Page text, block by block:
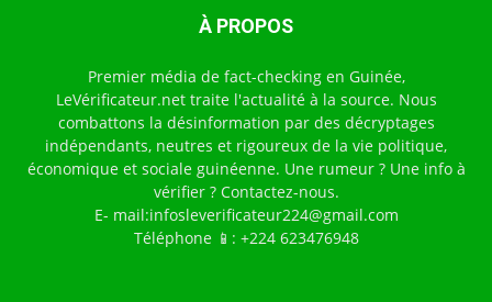
À PROPOS
Premier média de fact-checking en Guinée,
LeVérificateur.net traite l'actualité à la source. Nous
combattons la désinformation par des décryptages
indépendants, neutres et rigoureux de la vie politique,
économique et sociale guinéenne. Une rumeur ? Une info à
vérifier ? Contactez-nous.
E- mail:infosleverificateur224@gmail.com
Téléphone 📱: +224 623476948